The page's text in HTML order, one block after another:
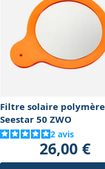
vaut mieux
hauteur et une
ne remplacera
posture debout ou
prolongée, surtout
équatorial, il faudra
Filtre solaire
Seestar 50 ZWO
2 avis
26,00 €